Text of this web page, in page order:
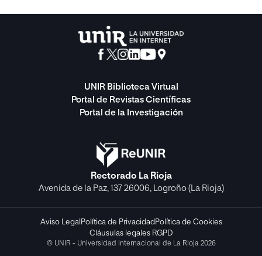
UNIR Biblioteca Virtual
Portal de Revistas Científicas
Portal de la Investigación
Rectorado La Rioja
Avenida de la Paz, 137 26006, Logroño (La Rioja)
Aviso Legal Política de Privacidad Política de Cookies
Cláusulas legales RGPD
© UNIR - Universidad Internacional de La Rioja 2026